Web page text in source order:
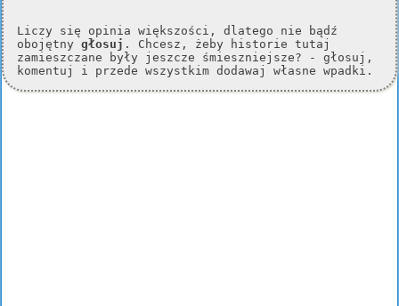
Liczy się opinia większości, dlatego nie bądź
obojętny głosuj . Chcesz, żeby historie tutaj
zamieszczane były jeszcze śmieszniejsze? - głosuj,
komentuj i przede wszystkim dodawaj własne wpadki.